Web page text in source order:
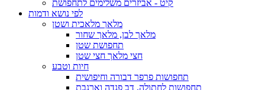
קיט - אביזרים משלימים לתחפושת
לפי נושא ודמות
מלאך מלאכית ושטן
מלאך לבן, מלאך שחור
תחפושת שטן
חצי מלאך חצי שטן
חיות וטבע
תחפושות פרפר דבורה וחיפושית
תחפושות לחתולה, דב פנדה וארנבת